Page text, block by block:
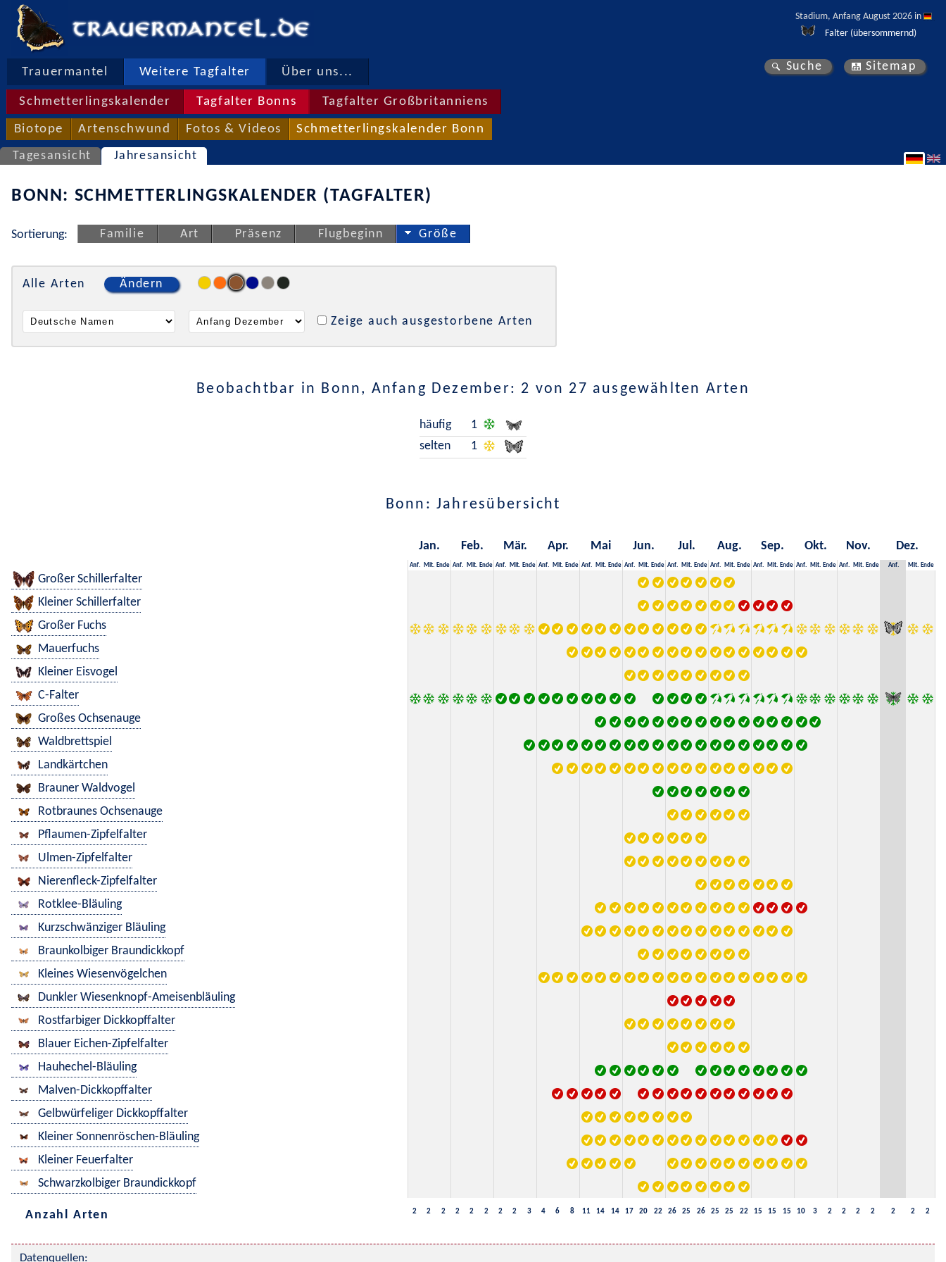
Stadium, Anfang August 2026 in
Falter (übersommernd)
Trauermantel Weitere Tagfalter Über uns...
Schmetterlingskalender Tagfalter Bonns Tagfalter Großbritanniens
Biotope Artenschwund Fotos & Videos Schmetterlingskalender Bonn
Suche Sitemap
Tagesansicht Jahresansicht
BONN: SCHMETTERLINGSKALENDER (TAGFALTER)
Sortierung: Familie Art Präsenz Flugbeginn Größe
Alle Arten Ändern
Zeige auch ausgestorbene Arten
Beobachtbar in Bonn, Anfang Dezember: 2 von 27 ausgewählten Arten
häufig
1
selten
1
Bonn: Jahresübersicht
Jan. Feb. Mär. Apr. Mai Jun. Jul. Aug. Sep. Okt. Nov. Dez.
Anf. Mit. Ende Anf. Mit. Ende Anf. Mit. Ende Anf. Mit. Ende Anf. Mit. Ende Anf. Mit. Ende Anf. Mit. Ende Anf. Mit. Ende Anf. Mit. Ende Anf. Mit. Ende Anf. Mit. Ende Anf. Mit. Ende
Großer Schillerfalter
Kleiner Schillerfalter
Großer Fuchs
Mauerfuchs
Kleiner Eisvogel
C-Falter
Großes Ochsenauge
Waldbrettspiel
Landkärtchen
Brauner Waldvogel
Rotbraunes Ochsenauge
Pflaumen-Zipfelfalter
Ulmen-Zipfelfalter
Nierenfleck-Zipfelfalter
Rotklee-Bläuling
Kurzschwänziger Bläuling
Braunkolbiger Braundickkopf
Kleines Wiesenvögelchen
Dunkler Wiesenknopf-Ameisenbläuling
Rostfarbiger Dickkopffalter
Blauer Eichen-Zipfelfalter
Hauhechel-Bläuling
Malven-Dickkopffalter
Gelbwürfeliger Dickkopffalter
Kleiner Sonnenröschen-Bläuling
Kleiner Feuerfalter
Schwarzkolbiger Braundickkopf
Anzahl Arten 2 2 2 2 2 2 2 2 3 4 6 8 11 14 14 17 20 22 26 25 26 25 25 22 15 15 15 10 3 2 2 2 2 2 2 2
Datenquellen: